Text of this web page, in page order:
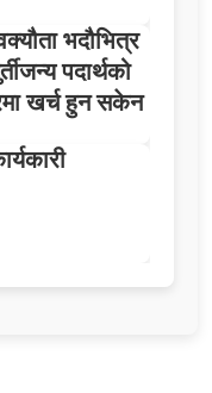
भदौभित्र
पदार्थको
खर्च हुन सकेन